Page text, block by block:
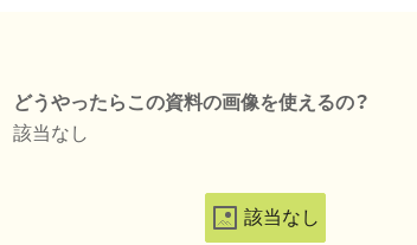
どうやったらこの資料の画像を使えるの？
該当なし
該当なし